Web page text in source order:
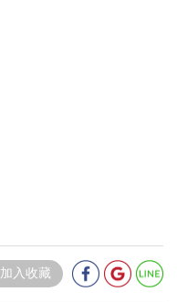
加入收藏